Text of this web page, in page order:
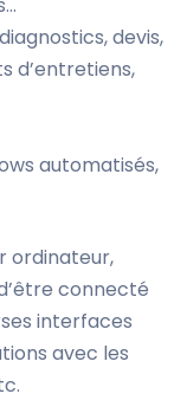
devis,
d’entretiens,
automatisés,
ordinateur,
connecté
interfaces
avec les